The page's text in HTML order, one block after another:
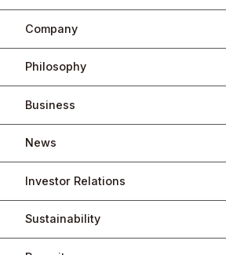
Company
Philosophy
Business
News
Investor Relations
Sustainability